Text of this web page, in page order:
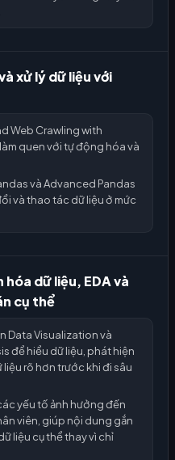
xử lý dữ liệu với
Web Crawling with
quen với tự động hóa và
và Advanced Pandas
và thao tác dữ liệu ở mức
dữ liệu, EDA và
cụ thể
Data Visualization và
để hiểu dữ liệu, phát hiện
rõ hơn trước khi đi sâu
yếu tố ảnh hưởng đến
viên, giúp nội dung gắn
liệu cụ thể thay vì chỉ